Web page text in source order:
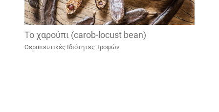
Το χαρούπι (carob-locust bean)
Θεραπευτικές Ιδιότητες Τροφών